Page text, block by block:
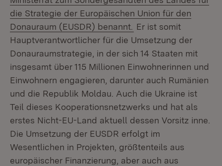
die Strategie der Europäischen Union für den
Donauraum (EUSDR) benannt. Er ist somit
Hauptverantwortlicher für die Umsetzung der
Donauraumstrategie, in der sich 14 Staaten mit
insgesamt über 115 Millionen Einwohnerinnen und
Einwohnern engagieren, darunter auch Rumänien
und die Republik Moldau. Auch die Ukraine ist
Teil dieses Kooperationsnetzwerks und hat als
erstes Nicht-EU-Land aktuell dessen Vorsitz inne.
Die Umsetzung der EUSDR erfolgt im
Wesentlichen in Projekten, größtenteils aus
europäischer Finanzierung, aber auch aus